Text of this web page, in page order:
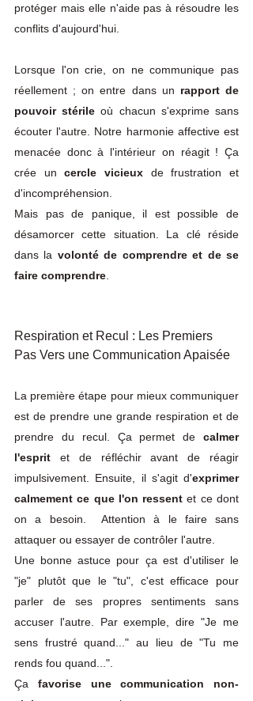
protéger mais elle n'aide pas à résoudre les
conflits d'aujourd'hui.
Lorsque l'on crie, on ne communique pas
réellement ; on entre dans un rapport de
pouvoir stérile où chacun s'exprime sans
écouter l'autre. Notre harmonie affective est
menacée donc à l'intérieur on réagit ! Ça
crée un cercle vicieux de frustration et
d'incompréhension.
Mais pas de panique, il est possible de
désamorcer cette situation. La clé réside
dans la volonté de comprendre et de se
faire comprendre
Respiration et Recul : Les Premiers
Pas Vers une Communication Apaisée
La première étape pour mieux communiquer
est de prendre une grande respiration et de
prendre du recul. Ça permet de calmer
l'esprit et de réfléchir avant de réagir
impulsivement. Ensuite, il s'agit d'exprimer
calmement ce que l'on ressent et ce dont
on a besoin.  Attention à le faire sans
attaquer ou essayer de contrôler l'autre.
Une bonne astuce pour ça est d'utiliser le
"je" plutôt que le "tu", c'est efficace pour
parler de ses propres sentiments sans
accuser l'autre. Par exemple, dire "Je me
sens frustré quand..." au lieu de "Tu me
rends fou quand...".
Ça favorise une communication non-